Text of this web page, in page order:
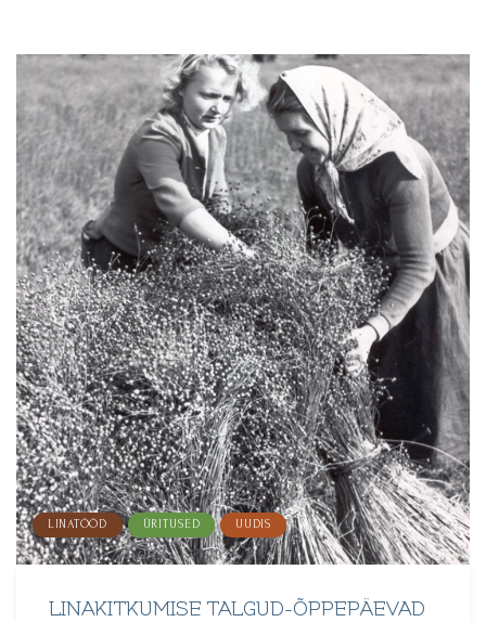
LINATÖÖD ÜRITUSED UUDIS
LINAKITKUMISE TALGUD-ÕPPEPÄEVAD